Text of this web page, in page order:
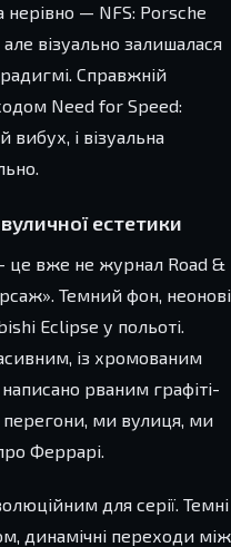
нерівно — NFS: Porsche
візуально залишалася
Справжній
Need for Speed:
і візуальна
естетики
це вже не журнал Road &
Темний фон, неонові
Eclipse у польоті.
із хромованим
рваним графіті-
перегони, ми вулиця, ми
Феррарі.
для серії. Темні
динамічні переходи між